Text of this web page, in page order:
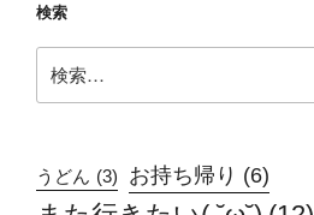
検索
索:
うどん (3) お持ち帰り (6)